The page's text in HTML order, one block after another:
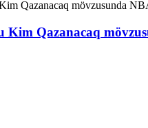
Kim Qazanacaq